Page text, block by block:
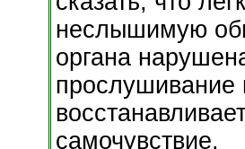
неслышимую
органа
прослушивание
самочувствие.